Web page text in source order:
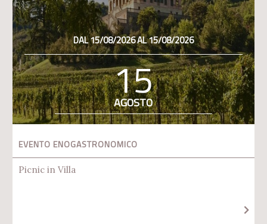
DAL 15/08/2026 AL 15/08/2026
15
AGOSTO
EVENTO ENOGASTRONOMICO
Picnic in Villa